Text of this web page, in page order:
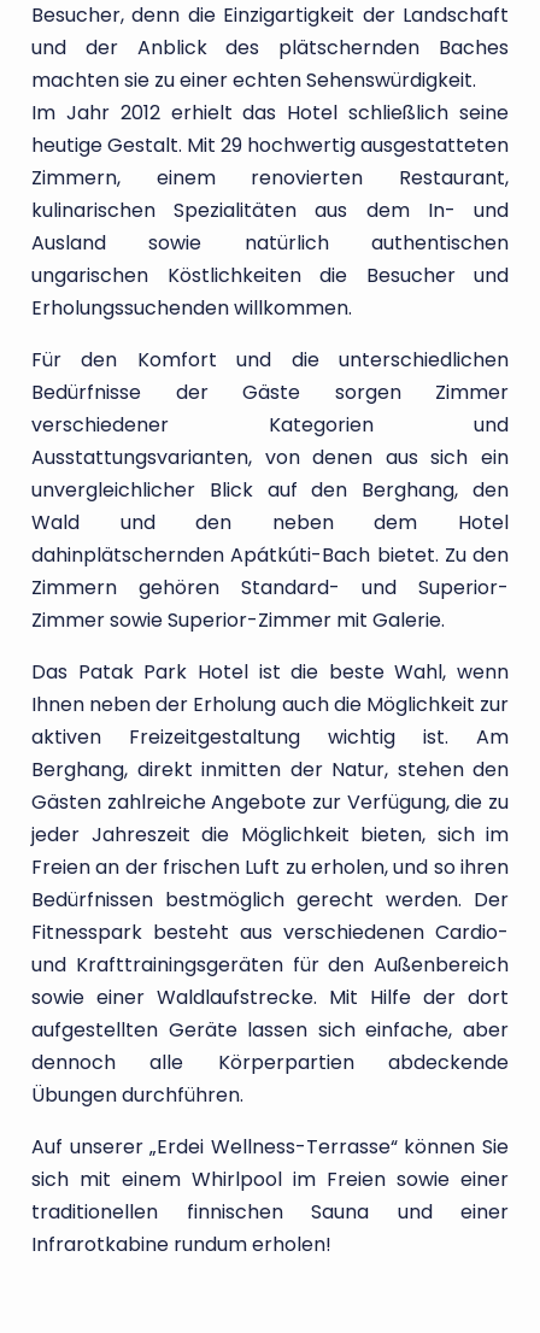
Besucher, denn die Einzigartigkeit der Landschaft
und der Anblick des plätschernden Baches
machten sie zu einer echten Sehenswürdigkeit.
Im Jahr 2012 erhielt das Hotel schließlich seine
heutige Gestalt. Mit 29 hochwertig ausgestatteten
Zimmern, einem renovierten Restaurant,
kulinarischen Spezialitäten aus dem In- und
Ausland sowie natürlich authentischen
ungarischen Köstlichkeiten die Besucher und
Erholungssuchenden willkommen.
Für den Komfort und die unterschiedlichen
Bedürfnisse der Gäste sorgen Zimmer
verschiedener Kategorien und
Ausstattungsvarianten, von denen aus sich ein
unvergleichlicher Blick auf den Berghang, den
Wald und den neben dem Hotel
dahinplätschernden Apátkúti-Bach bietet. Zu den
Zimmern gehören Standard- und Superior-
Zimmer sowie Superior-Zimmer mit Galerie.
Das Patak Park Hotel ist die beste Wahl, wenn
Ihnen neben der Erholung auch die Möglichkeit zur
aktiven Freizeitgestaltung wichtig ist. Am
Berghang, direkt inmitten der Natur, stehen den
Gästen zahlreiche Angebote zur Verfügung, die zu
jeder Jahreszeit die Möglichkeit bieten, sich im
Freien an der frischen Luft zu erholen, und so ihren
Bedürfnissen bestmöglich gerecht werden. Der
Fitnesspark besteht aus verschiedenen Cardio-
und Krafttrainingsgeräten für den Außenbereich
sowie einer Waldlaufstrecke. Mit Hilfe der dort
aufgestellten Geräte lassen sich einfache, aber
dennoch alle Körperpartien abdeckende
Übungen durchführen.
Auf unserer „Erdei Wellness-Terrasse“ können Sie
sich mit einem Whirlpool im Freien sowie einer
traditionellen finnischen Sauna und einer
Infrarotkabine rundum erholen!